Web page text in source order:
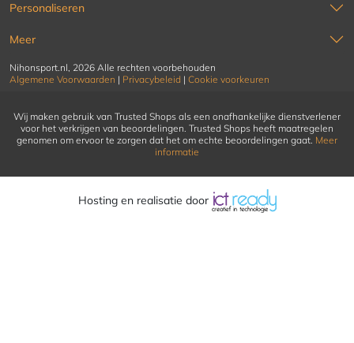
Personaliseren
Meer
Nihonsport.nl, 2026 Alle rechten voorbehouden
Algemene Voorwaarden | Privacybeleid | Cookie voorkeuren
Wij maken gebruik van Trusted Shops als een onafhankelijke dienstverlener
voor het verkrijgen van beoordelingen. Trusted Shops heeft maatregelen
genomen om ervoor te zorgen dat het om echte beoordelingen gaat. Meer
informatie
Hosting en realisatie door